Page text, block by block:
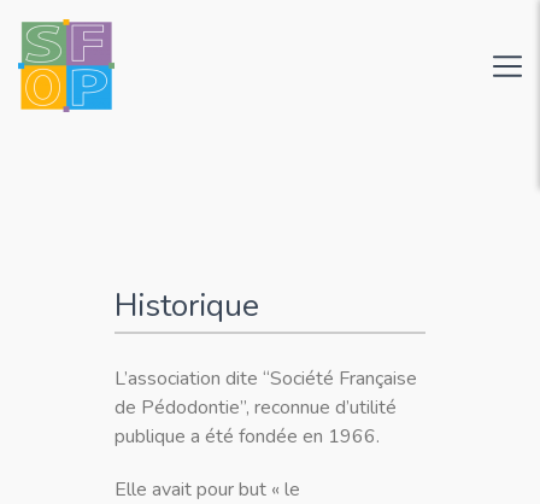
Historique
L’association dite “Société Française
de Pédodontie”, reconnue d’utilité
publique a été fondée en 1966.
Elle avait pour but « le